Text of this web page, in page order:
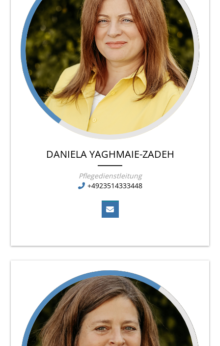
DANIELA YAGHMAIE-ZADEH
Pflegedienstleitung
+4923514333448